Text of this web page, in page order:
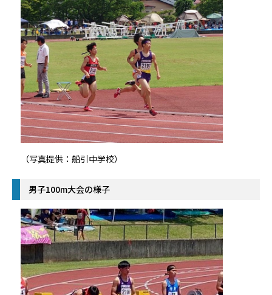
（写真提供：船引中学校）
男子100m大会の様子